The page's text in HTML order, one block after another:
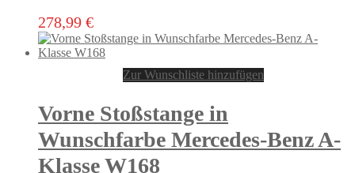
werden
278,99 €
Zur Wunschliste hinzufügen
Vorne Stoßstange in
Wunschfarbe Mercedes-Benz A-
Klasse W168